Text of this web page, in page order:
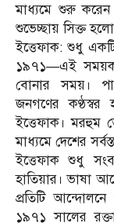
মাধ্যমে শুরু
শুভেচ্ছায় সিক্ত
ইত্তেফাক: শুধু
১৯৭১—এই
বোনার সময়।
জনগণের কণ্ঠস্বর
ইত্তেফাক। মরহুম
মাধ্যমে দেশের
ইত্তেফাক শুধু
হাতিয়ার। ভাষা
প্রতিটি আন্দোলনে
১৯৭১ সালের